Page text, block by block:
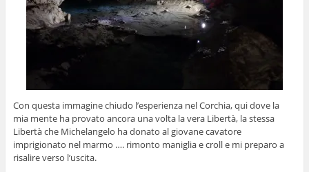
Con questa immagine chiudo l’esperienza nel Corchia, qui dove la
mia mente ha provato ancora una volta la vera Libertà, la stessa
Libertà che Michelangelo ha donato al giovane cavatore
imprigionato nel marmo …. rimonto maniglia e croll e mi preparo a
risalire verso l’uscita.